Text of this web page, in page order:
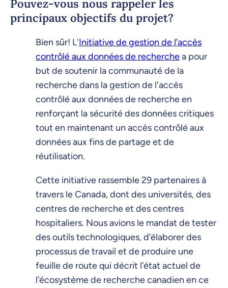
Pouvez-vous nous rappeler les
principaux objectifs du projet?
Bien sûr! L'Initiative de gestion de l’accès
contrôlé aux données de recherchea pour
but de soutenir la communauté de la
recherche dans la gestion de l'accès
contrôlé aux données de recherche en
renforçant la sécurité des données critiques
tout en maintenant un accès contrôlé aux
données aux fins de partage et de
réutilisation.
Cette initiative rassemble 29 partenaires à
travers le Canada, dont des universités, des
centres de recherche et des centres
hospitaliers. Nous avions le mandat de tester
des outils technologiques, d’élaborer des
processus de travail et de produire une
feuille de route qui décrit l’état actuel de
l’écosystème de recherche canadien en ce